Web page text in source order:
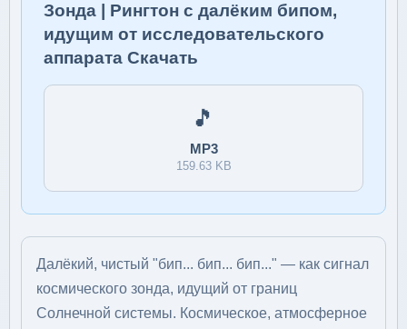
Зонда | Рингтон с далёким бипом,
идущим от исследовательского
аппарата Скачать
🎵
MP3
159.63 KB
Далёкий, чистый "бип... бип... бип..." — как сигнал
космического зонда, идущий от границ
Солнечной системы. Космическое, атмосферное